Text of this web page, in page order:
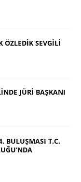
ÖZLEDİK SEVGİLİ
JÜRİ BAŞKANI
BULUŞMASI T.C.